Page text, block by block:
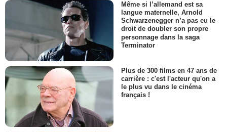
Même si l’allemand est sa
langue maternelle, Arnold
Schwarzenegger n’a pas eu le
droit de doubler son propre
personnage dans la saga
Terminator
Plus de 300 films en 47 ans de
carrière : c'est l'acteur qu'on a
le plus vu dans le cinéma
français !